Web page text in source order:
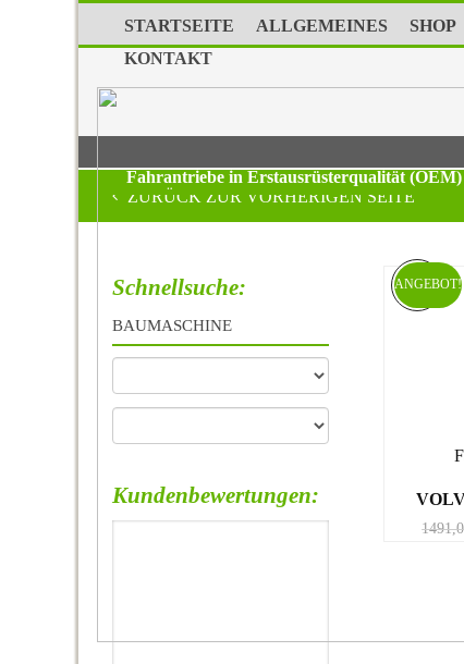
STARTSEITE ALLGEMEINES SHOP
KONTAKT
Fahrantriebe in Erstausrüsterqualität (OEM)
ZURÜCK ZUR VORHERIGEN SEITE
ANGEBOT!
Schnellsuche:
BAUMASCHINE
Kundenbewertungen: